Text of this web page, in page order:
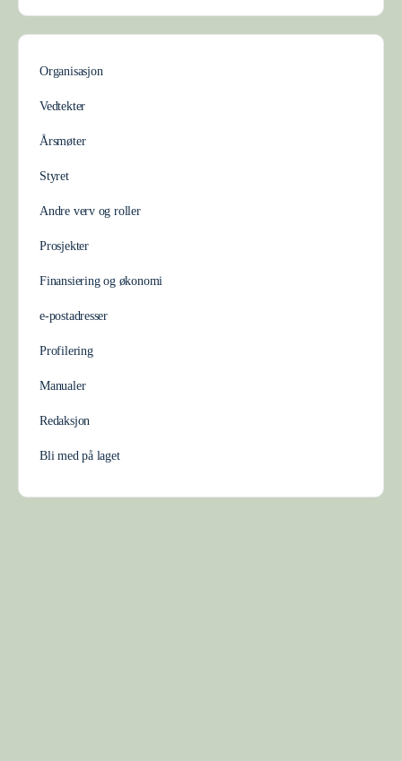
Organisasjon
Vedtekter
Årsmøter
Styret
Andre verv og roller
Prosjekter
Finansiering og økonomi
e-postadresser
Profilering
Manualer
Redaksjon
Bli med på laget